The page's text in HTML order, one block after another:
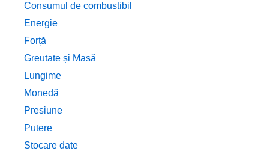
Consumul de combustibil
Energie
Forță
Greutate și Masă
Lungime
Monedă
Presiune
Putere
Stocare date